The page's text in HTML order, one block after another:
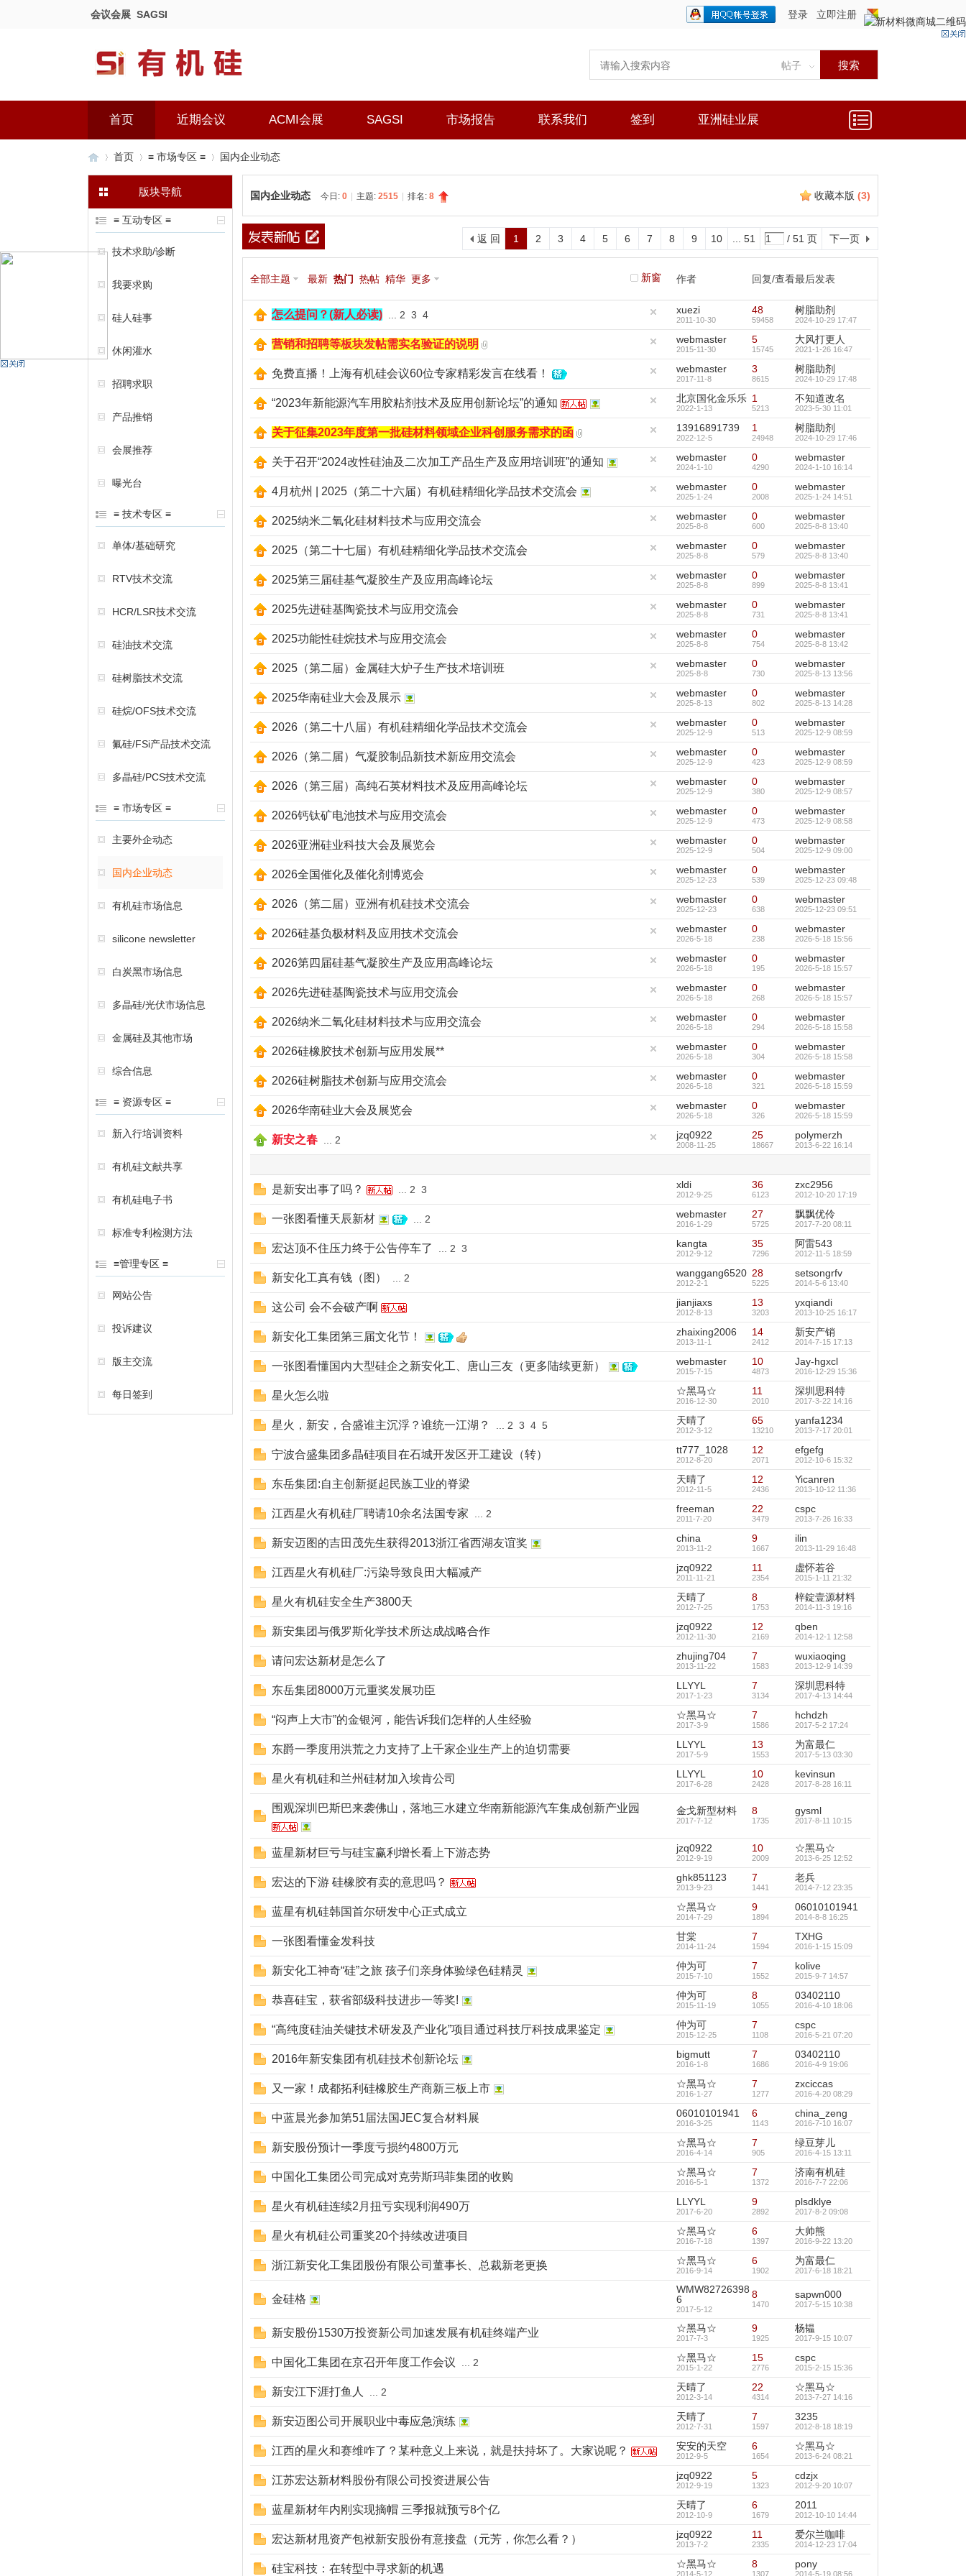
会议会展 SAGSI 登录
立即注册
帖子 搜索
首页 近期会议 ACMI会展 SAGSI 市场报告 联系我们 签到 亚洲硅业展
有
机
»
首页
›
≡ 市场专区 ≡ 国内企业动态
版块导航
≡ 互动专区 ≡
技术求助/诊断
我要求购
硅人硅事
休闲灌水
招聘求职
产品推销
会展推荐
曝光台
≡ 技术专区 ≡
单体/基础研究
RTV技术交流
HCR/LSR技术交流
硅油技术交流
硅树脂技术交流
硅烷/OFS技术交流
氟硅/FSi产品技术交流
多晶硅/PCS技术交流
≡ 市场专区 ≡
主要外企动态
国内企业动态
有机硅市场信息
silicone newsletter
白炭黑市场信息
多晶硅/光伏市场信息
金属硅及其他市场
综合信息
≡ 资源专区 ≡
新入行培训资料
有机硅文献共享
有机硅电子书
标准专利检测方法
≡管理专区 ≡
网站公告
投诉建议
版主交流
每日签到
收藏本版 (3)
国内企业动态 今日: 0 主题: 2515 排名: 8
1 2 3 4 5 6 7 8 9 10 ... 51 / 51 页 下一页
返 回
新窗
全部主题 最新 热门 热帖 精华 更多 作者 回复/查看最后发表
怎么提问？(新人必读) 2 3 4 xuezi
2011-10-30
48
59458
树脂助剂
2024-10-29 17:47
营销和招聘等板块发帖需实名验证的说明 webmaster
2015-11-30
5
15745
大风打更人
2021-1-26 16:47
免费直播！上海有机硅会议60位专家精彩发言在线看！ webmaster
2017-11-8
3
8615
树脂助剂
2024-10-29 17:48
“2023年新能源汽车用胶粘剂技术及应用创新论坛”的通知 北京国化金乐乐
2022-1-13
1
5213
不知道改名
2023-5-30 11:01
关于征集2023年度第一批硅材料领域企业科创服务需求的函 13916891739
2022-12-5
1
24948
树脂助剂
2024-10-29 17:46
关于召开“2024改性硅油及二次加工产品生产及应用培训班”的通知 webmaster
2024-1-10
0
4290
webmaster
2024-1-10 16:14
4月杭州 | 2025（第二十六届）有机硅精细化学品技术交流会 webmaster
2025-1-24
0
2008
webmaster
2025-1-24 14:51
2025纳米二氧化硅材料技术与应用交流会 webmaster
2025-8-8
0
600
webmaster
2025-8-8 13:40
2025（第二十七届）有机硅精细化学品技术交流会 webmaster
2025-8-8
0
579
webmaster
2025-8-8 13:40
2025第三届硅基气凝胶生产及应用高峰论坛 webmaster
2025-8-8
0
899
webmaster
2025-8-8 13:41
2025先进硅基陶瓷技术与应用交流会 webmaster
2025-8-8
0
731
webmaster
2025-8-8 13:41
2025功能性硅烷技术与应用交流会 webmaster
2025-8-8
0
754
webmaster
2025-8-8 13:42
2025（第二届）金属硅大炉子生产技术培训班 webmaster
2025-8-8
0
730
webmaster
2025-8-13 13:56
2025华南硅业大会及展示 webmaster
2025-8-13
0
802
webmaster
2025-8-13 14:28
2026（第二十八届）有机硅精细化学品技术交流会 webmaster
2025-12-9
0
513
webmaster
2025-12-9 08:59
2026（第二届）气凝胶制品新技术新应用交流会 webmaster
2025-12-9
0
423
webmaster
2025-12-9 08:59
2026（第三届）高纯石英材料技术及应用高峰论坛 webmaster
2025-12-9
0
380
webmaster
2025-12-9 08:57
2026钙钛矿电池技术与应用交流会 webmaster
2025-12-9
0
473
webmaster
2025-12-9 08:58
2026亚洲硅业科技大会及展览会 webmaster
2025-12-9
0
504
webmaster
2025-12-9 09:00
2026全国催化及催化剂博览会 webmaster
2025-12-23
0
539
webmaster
2025-12-23 09:48
2026（第二届）亚洲有机硅技术交流会 webmaster
2025-12-23
0
638
webmaster
2025-12-23 09:51
2026硅基负极材料及应用技术交流会 webmaster
2026-5-18
0
238
webmaster
2026-5-18 15:56
2026第四届硅基气凝胶生产及应用高峰论坛 webmaster
2026-5-18
0
195
webmaster
2026-5-18 15:57
2026先进硅基陶瓷技术与应用交流会 webmaster
2026-5-18
0
268
webmaster
2026-5-18 15:57
2026纳米二氧化硅材料技术与应用交流会 webmaster
2026-5-18
0
294
webmaster
2026-5-18 15:58
2026硅橡胶技术创新与应用发展** webmaster
2026-5-18
0
304
webmaster
2026-5-18 15:58
2026硅树脂技术创新与应用交流会 webmaster
2026-5-18
0
321
webmaster
2026-5-18 15:59
2026华南硅业大会及展览会 webmaster
2026-5-18
0
326
webmaster
2026-5-18 15:59
新安之春 2 jzq0922
2008-11-25
25
18667
polymerzh
2013-6-22 16:14
是新安出事了吗？ 2 3 xldi
2012-9-25
36
6123
zxc2956
2012-10-20 17:19
一张图看懂天辰新材 2 webmaster
2016-1-29
27
5725
飘飘优伶
2017-7-20 08:11
宏达顶不住压力终于公告停车了 2 3 kangta
2012-9-12
35
7296
阿雷543
2012-11-5 18:59
新安化工真有钱（图） 2 wanggang6520
2012-2-1
28
5225
setsongrfv
2014-5-6 13:40
这公司 会不会破产啊 jianjiaxs
2012-8-13
13
3203
yxqiandi
2013-10-25 16:17
新安化工集团第三届文化节！ zhaixing2006
2013-11-1
14
2412
新安产销
2014-7-15 17:13
一张图看懂国内大型硅企之新安化工、唐山三友（更多陆续更新） webmaster
2015-7-15
10
4873
Jay-hgxcl
2016-12-29 15:36
星火怎么啦 ☆黑马☆
2016-12-30
11
2010
深圳思科特
2017-3-22 14:16
星火，新安，合盛谁主沉浮？谁统一江湖？ 2 3 4 5 天晴了
2012-3-12
65
13210
yanfa1234
2013-7-17 20:01
宁波合盛集团多晶硅项目在石城开发区开工建设（转） tt777_1028
2012-8-20
12
2071
efgefg
2012-10-6 15:32
东岳集团:自主创新挺起民族工业的脊梁 天晴了
2012-11-5
12
2436
Yicanren
2013-10-12 11:36
江西星火有机硅厂聘请10余名法国专家 2 freeman
2011-7-20
22
3479
cspc
2013-7-26 16:33
新安迈图的吉田茂先生获得2013浙江省西湖友谊奖 china
2013-11-2
9
1667
ilin
2013-11-29 16:48
江西星火有机硅厂:污染导致良田大幅减产 jzq0922
2011-11-21
11
2354
虚怀若谷
2015-1-11 21:32
星火有机硅安全生产3800天 天晴了
2012-7-25
8
1753
梓錠壹源材料
2014-11-3 19:16
新安集团与俄罗斯化学技术所达成战略合作 jzq0922
2012-11-30
12
2169
qben
2014-12-1 12:58
请问宏达新材是怎么了 zhujing704
2013-11-22
7
1583
wuxiaoqing
2013-12-9 14:39
东岳集团8000万元重奖发展功臣 LLYYL
2017-1-23
7
3134
深圳思科特
2017-4-13 14:44
“闷声上大市”的金银河，能告诉我们怎样的人生经验 ☆黑马☆
2017-3-9
7
1586
hchdzh
2017-5-2 17:24
东爵一季度用洪荒之力支持了上千家企业生产上的迫切需要 LLYYL
2017-5-9
13
1553
为富最仁
2017-5-13 03:30
星火有机硅和兰州硅材加入埃肯公司 LLYYL
2017-6-28
10
2428
kevinsun
2017-8-28 16:11
围观深圳巴斯巴来袭佛山，落地三水建立华南新能源汽车集成创新产业园 金戈新型材料
2017-7-12
8
1735
gysml
2017-8-11 10:15
蓝星新材巨亏与硅宝赢利增长看上下游态势 jzq0922
2012-9-19
10
2009
☆黑马☆
2013-6-25 12:52
宏达的下游 硅橡胶有卖的意思吗？ ghk851123
2013-9-23
7
1441
老兵
2014-7-12 23:35
蓝星有机硅韩国首尔研发中心正式成立 ☆黑马☆
2014-7-29
9
1894
06010101941
2014-8-8 16:25
一张图看懂金发科技 甘棠
2014-11-24
7
1594
TXHG
2016-1-15 15:09
新安化工神奇“硅”之旅 孩子们亲身体验绿色硅精灵 仲为可
2015-7-10
7
1552
kolive
2015-9-7 14:57
恭喜硅宝，获省部级科技进步一等奖! 仲为可
2015-11-19
8
1055
03402110
2016-4-10 18:06
“高纯度硅油关键技术研发及产业化”项目通过科技厅科技成果鉴定 仲为可
2015-12-25
7
1108
cspc
2016-5-21 07:20
2016年新安集团有机硅技术创新论坛 bigmutt
2016-1-8
7
1686
03402110
2016-4-9 19:06
又一家！成都拓利硅橡胶生产商新三板上市 ☆黑马☆
2016-1-27
7
1277
zxciccas
2016-4-20 08:29
中蓝晨光参加第51届法国JEC复合材料展 06010101941
2016-3-25
6
1143
china_zeng
2016-7-10 16:07
新安股份预计一季度亏损约4800万元 ☆黑马☆
2016-4-14
7
905
绿豆芽儿
2016-4-15 13:11
中国化工集团公司完成对克劳斯玛菲集团的收购 ☆黑马☆
2016-5-1
7
1372
济南有机硅
2016-7-7 22:06
星火有机硅连续2月扭亏实现利润490万 LLYYL
2017-6-20
9
2892
plsdklye
2017-8-2 09:08
星火有机硅公司重奖20个持续改进项目 ☆黑马☆
2016-7-18
6
1397
大帅熊
2016-9-22 13:20
浙江新安化工集团股份有限公司董事长、总裁新老更换 ☆黑马☆
2016-9-14
6
1902
为富最仁
2017-6-18 18:21
金硅格
WMW82726398
6
2017-5-12
8
1470
sapwn000
2017-5-15 10:38
新安股份1530万投资新公司加速发展有机硅终端产业 ☆黑马☆
2017-7-3
9
1925
杨韫
2017-9-15 10:07
中国化工集团在京召开年度工作会议 2 ☆黑马☆
2015-1-22
15
2776
cspc
2015-2-15 15:36
新安江下涯打鱼人 2 天晴了
2012-3-14
22
4314
☆黑马☆
2013-7-27 14:16
新安迈图公司开展职业中毒应急演练 天晴了
2012-7-31
7
1597
3235
2012-8-18 18:19
江西的星火和赛维咋了？某种意义上来说，就是扶持坏了。大家说呢？ 安安的天空
2012-9-5
6
1654
☆黑马☆
2013-6-24 08:21
江苏宏达新材料股份有限公司投资进展公告 jzq0922
2012-9-19
5
1323
cdzjx
2012-9-20 10:07
蓝星新材年内刚实现摘帽 三季报就预亏8个亿 天晴了
2012-10-9
6
1679
2011
2012-10-10 14:44
宏达新材甩资产包袱新安股份有意接盘（元芳，你怎么看？） jzq0922
2013-7-2
11
2335
爱尔兰咖啡
2014-12-23 17:04
硅宝科技：在转型中寻求新的机遇 ☆黑马☆
2014-5-12
8
1307
pony
2014-5-19 08:56